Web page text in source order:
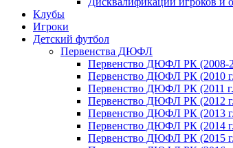
Клубы
Игроки
Детский футбол
Первенства ДЮФЛ
Первенство ДЮФЛ РК (2008-
Первенство ДЮФЛ РК (2010
Первенство ДЮФЛ РК (2011
Первенство ДЮФЛ РК (2012
Первенство ДЮФЛ РК (2013
Первенство ДЮФЛ РК (2014
Первенство ДЮФЛ РК (2015